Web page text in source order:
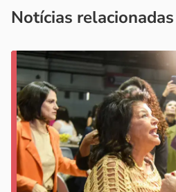
Notícias relacionadas